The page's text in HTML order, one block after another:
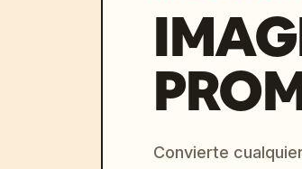
Convierte